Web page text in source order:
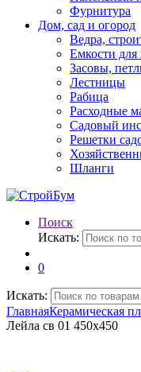
Фурнитура
Дом, сад и огород
Ведра,
Емкости
Засовы,
Лестницы
Рабица
Расходные
Садовый
Решетки
Шланги
Поиск
Искать:
0
Искать:
ГлавнаяКерамическая
Лейла св 01 450х450